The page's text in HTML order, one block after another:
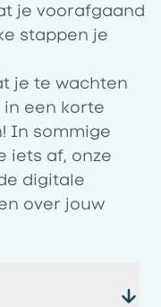
je voorafgaand
stappen je
je te wachten
een korte
In sommige
iets af, onze
digitale
over jouw